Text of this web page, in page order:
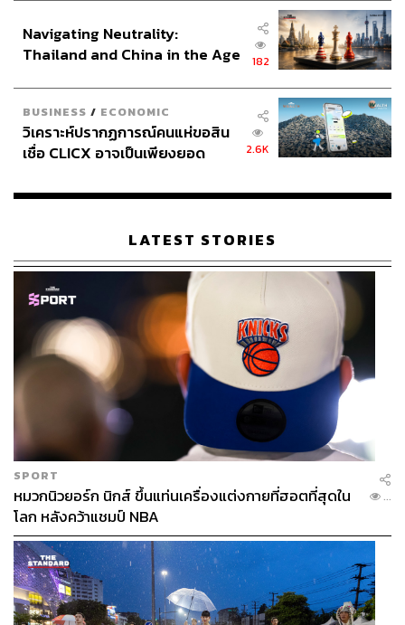
Navigating Neutrality:
Thailand and China in the Age
182
BUSINESS / ECONOMIC
วิเคราะห์ปรากฏการณ์คนแห่ขอสิน
เชื่อ CLICX อาจเป็นเพียงยอด
เรือนไทยที่ถูกซุกไว้
2.6K
LATEST STORIES
SPORT
หมวกนิวยอร์ก นิกส์ ขึ้นแท่นเครื่องแต่งกายที่ฮอตที่สุดใน
โลก หลังคว้าแชมป์ NBA
...